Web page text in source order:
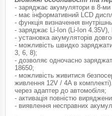
- заряджає акумулятори в 8-
- має інформативний LCD
- функція визначення
- заряджає Li-Ion (Li-Ion 4.35V),
- установка акумуляторів
- можливість швидко
3, 6, 8);
- дозволяє одночасно
18650;
- можливість живитися
живлення 12V / 4A в
через адаптер до автомобіля;
- активація повністю
- виявлення несправних